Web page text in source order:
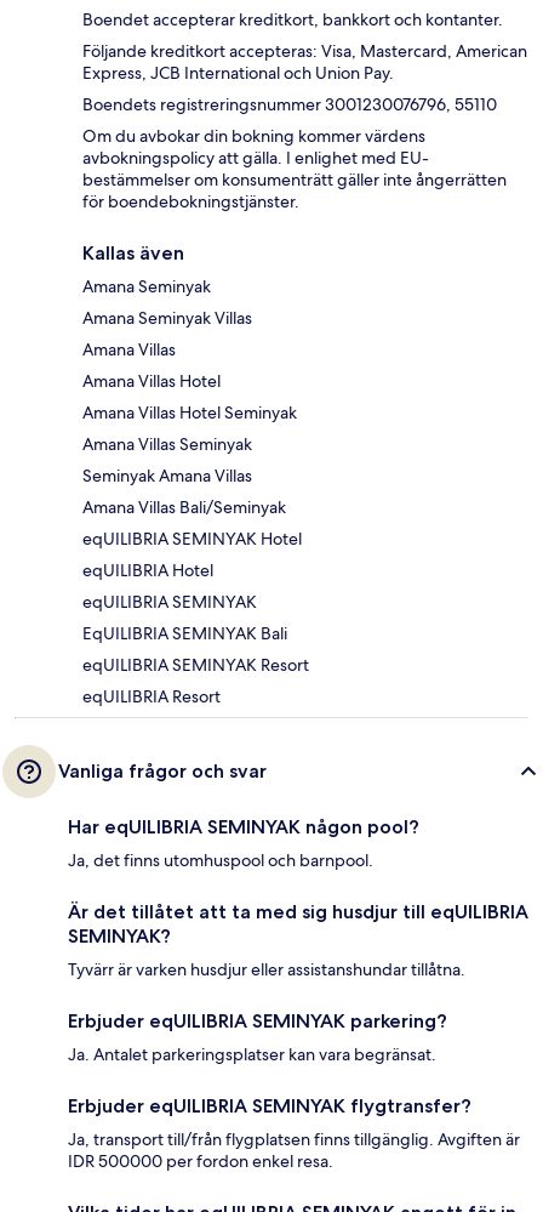
Boendet accepterar kreditkort, bankkort och kontanter.
Följande kreditkort accepteras: Visa, Mastercard, American
Express, JCB International och Union Pay.
Boendets registreringsnummer 3001230076796, 55110
Om du avbokar din bokning kommer värdens
avbokningspolicy att gälla. I enlighet med EU-
bestämmelser om konsumenträtt gäller inte ångerrätten
för boendebokningstjänster.
Kallas även
Amana Seminyak
Amana Seminyak Villas
Amana Villas
Amana Villas Hotel
Amana Villas Hotel Seminyak
Amana Villas Seminyak
Seminyak Amana Villas
Amana Villas Bali/Seminyak
eqUILIBRIA SEMINYAK Hotel
eqUILIBRIA Hotel
eqUILIBRIA SEMINYAK
EqUILIBRIA SEMINYAK Bali
eqUILIBRIA SEMINYAK Resort
eqUILIBRIA Resort
Vanliga frågor och svar
Har eqUILIBRIA SEMINYAK någon pool?
Ja, det finns utomhuspool och barnpool.
Är det tillåtet att ta med sig husdjur till eqUILIBRIA
SEMINYAK?
Tyvärr är varken husdjur eller assistanshundar tillåtna.
Erbjuder eqUILIBRIA SEMINYAK parkering?
Ja. Antalet parkeringsplatser kan vara begränsat.
Erbjuder eqUILIBRIA SEMINYAK flygtransfer?
Ja, transport till/från flygplatsen finns tillgänglig. Avgiften är
IDR 500000 per fordon enkel resa.